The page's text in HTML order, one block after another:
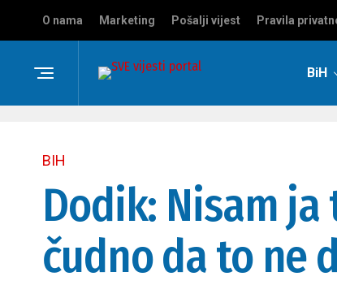
O nama Marketing Pošalji vijest Pravila
BiH
BIH
Dodik: Nisam
čudno da to ne